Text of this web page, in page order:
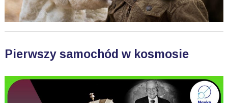
Pierwszy samochód w kosmosie